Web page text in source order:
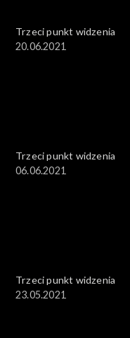
Trzeci punkt widzenia
20.06.2021
Trzeci punkt widzenia
06.06.2021
Trzeci punkt widzenia
23.05.2021